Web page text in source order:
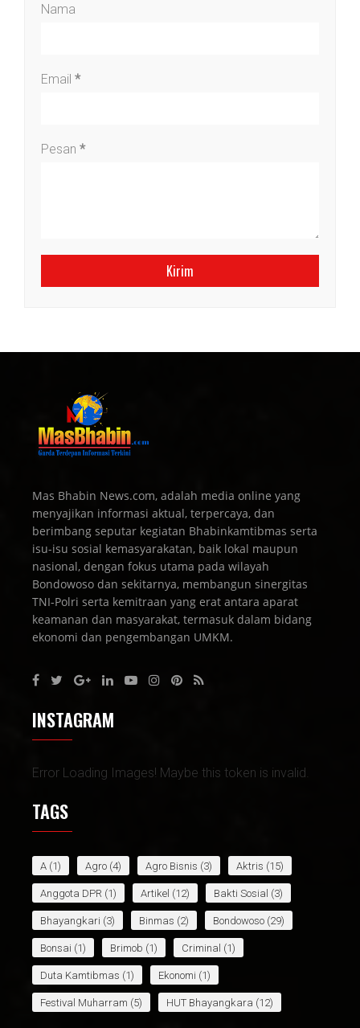
Nama
Email *
Pesan *
Mas Bhabin News.com, adalah media online yang
menyajikan informasi aktual, terpercaya, dan
berimbang seputar kegiatan Bhabinkamtibmas serta
isu-isu sosial kemasyarakatan, baik lokal maupun
nasional, dengan fokus utama pada wilayah
Bondowoso dan sekitarnya, membangun sinergitas
TNI-Polri serta kemitraan yang erat antara aparat
keamanan dan masyarakat, termasuk dalam bidang
ekonomi dan pengembangan UMKM.
INSTAGRAM
Error Loading Images! Maybe this token is invalid.
TAGS
A (1) Agro (4) Agro Bisnis (3) Aktris (15)
Anggota DPR (1) Artikel (12) Bakti Sosial (3)
Bhayangkari (3) Binmas (2) Bondowoso (29)
Bonsai (1) Brimob (1) Criminal (1)
Duta Kamtibmas (1) Ekonomi (1)
Festival Muharram (5) HUT Bhayangkara (12)